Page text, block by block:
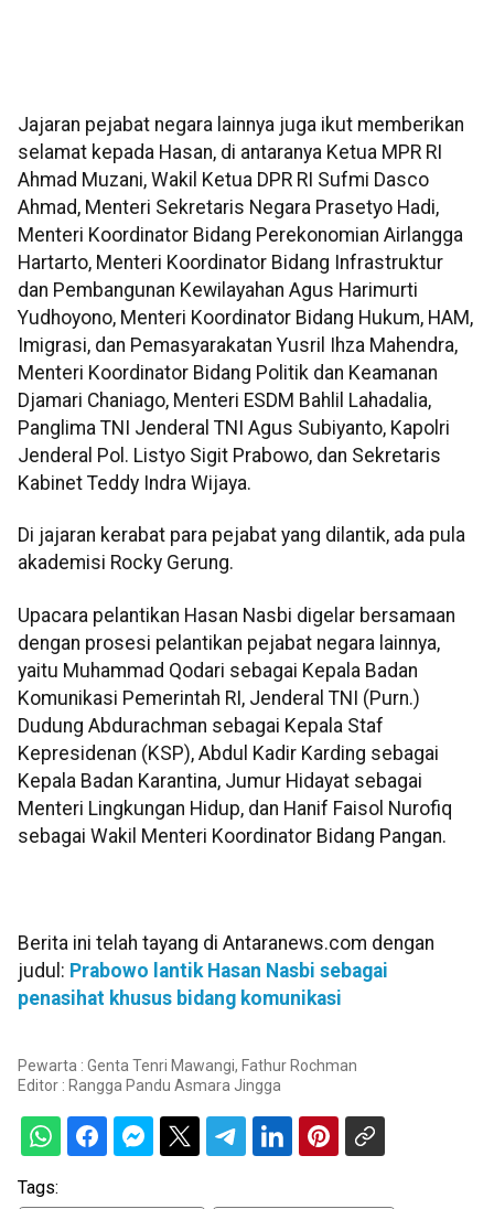
Jajaran pejabat negara lainnya juga ikut memberikan
selamat kepada Hasan, di antaranya Ketua MPR RI
Ahmad Muzani, Wakil Ketua DPR RI Sufmi Dasco
Ahmad, Menteri Sekretaris Negara Prasetyo Hadi,
Menteri Koordinator Bidang Perekonomian Airlangga
Hartarto, Menteri Koordinator Bidang Infrastruktur
dan Pembangunan Kewilayahan Agus Harimurti
Yudhoyono, Menteri Koordinator Bidang Hukum, HAM,
Imigrasi, dan Pemasyarakatan Yusril Ihza Mahendra,
Menteri Koordinator Bidang Politik dan Keamanan
Djamari Chaniago, Menteri ESDM Bahlil Lahadalia,
Panglima TNI Jenderal TNI Agus Subiyanto, Kapolri
Jenderal Pol. Listyo Sigit Prabowo, dan Sekretaris
Kabinet Teddy Indra Wijaya.
Di jajaran kerabat para pejabat yang dilantik, ada pula
akademisi Rocky Gerung.
Upacara pelantikan Hasan Nasbi digelar bersamaan
dengan prosesi pelantikan pejabat negara lainnya,
yaitu Muhammad Qodari sebagai Kepala Badan
Komunikasi Pemerintah RI, Jenderal TNI (Purn.)
Dudung Abdurachman sebagai Kepala Staf
Kepresidenan (KSP), Abdul Kadir Karding sebagai
Kepala Badan Karantina, Jumur Hidayat sebagai
Menteri Lingkungan Hidup, dan Hanif Faisol Nurofiq
sebagai Wakil Menteri Koordinator Bidang Pangan.
Berita ini telah tayang di Antaranews.com dengan
judul: Prabowo lantik Hasan Nasbi sebagai
penasihat khusus bidang komunikasi
Pewarta : Genta Tenri Mawangi, Fathur Rochman
Editor : Rangga Pandu Asmara Jingga
Tags: